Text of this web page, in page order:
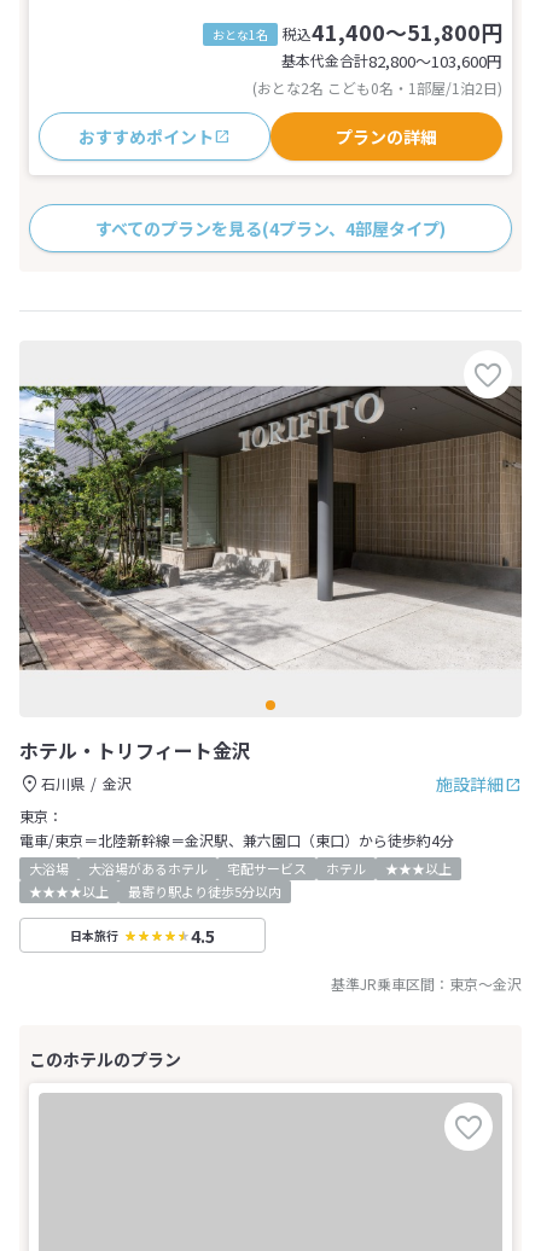
おとな1名 税込41,400～51,800円
基本代金合計82,800〜103,600円
(おとな2名 こども0名・1部屋/1泊2日)
おすすめポイント プランの詳細
すべてのプランを見る(4プラン、4部屋タイプ)
ホテル・トリフィート金沢
施設詳細
石川県
金沢
東京：
電車/東京＝北陸新幹線＝金沢駅、兼六園口（東口）から徒歩約4分
大浴場 大浴場があるホテル 宅配サービス ホテル
★★★以上
★★★★以上
最寄り駅より徒歩5分以内
日本旅行 4.5
基準JR乗車区間： 東京～金沢